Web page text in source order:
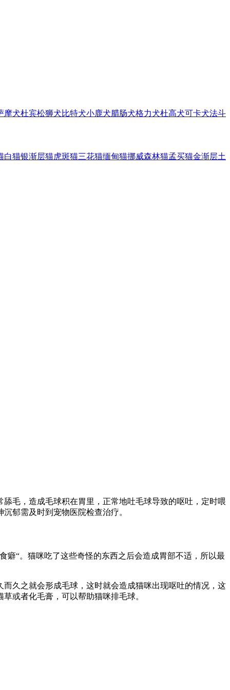
摩犬杜宾松狮犬比特犬小鹿犬腊肠犬格力犬杜高犬可卡犬法斗
白猫银渐层猫虎斑猫三花猫缅甸猫挪威森林猫孟买猫金渐层土
毛，造成毛球积在胃里，正常地吐毛球导致的呕吐，定时喂
郁需及时到宠物医院检查治疗。
癖“。猫咪吃了这些奇怪的东西之后会造成胃部不适，所以最
久之就会形成毛球，这时就会造成猫咪出现呕吐的情况，这
或者化毛膏，可以帮助猫咪排毛球。